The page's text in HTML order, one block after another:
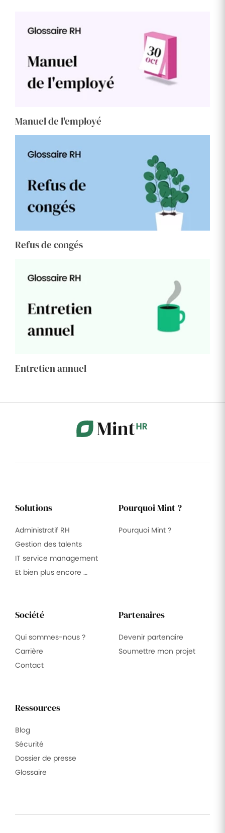
Manuel de l'employé
Refus de congés
Entretien annuel
Solutions
Administratif RH
Gestion des talents
IT service management
Et bien plus encore …
Pourquoi Mint ?
Pourquoi Mint ?
Société
Qui sommes-nous ?
Carrière
Contact
Partenaires
Devenir partenaire
Soumettre mon projet
Ressources
Blog
Sécurité
Dossier de presse
Glossaire